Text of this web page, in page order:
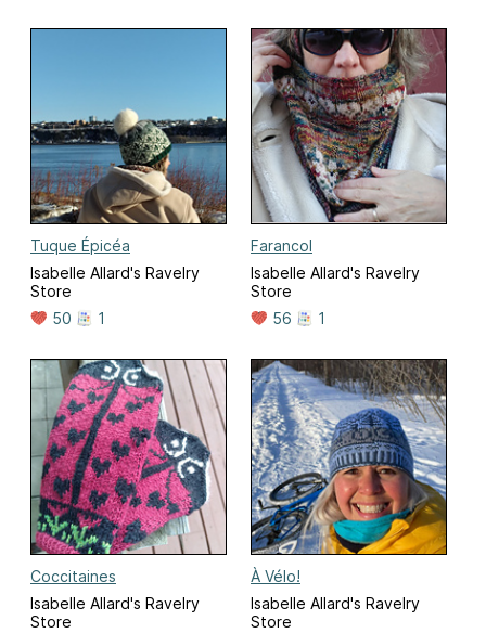
Tuque Épicéa
Isabelle Allard's Ravelry
Store
50
1
Farancol
Isabelle Allard's Ravelry
Store
56
1
Coccitaines
Isabelle Allard's Ravelry
Store
À Vélo!
Isabelle Allard's Ravelry
Store